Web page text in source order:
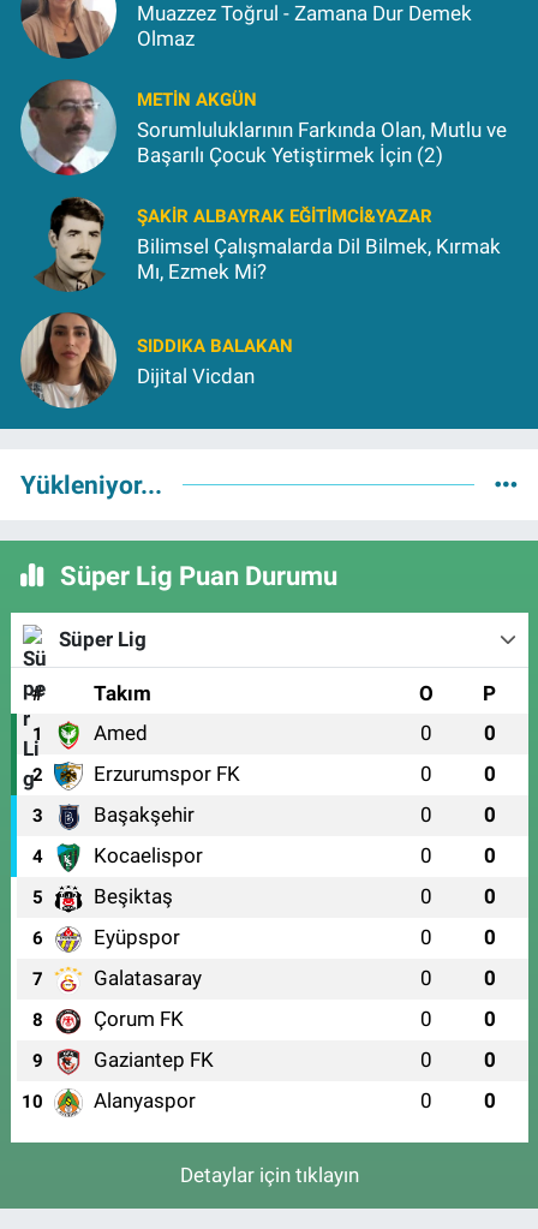
Muazzez Toğrul - Zamana Dur Demek
Olmaz
METIN AKGÜN
Sorumluluklarının Farkında Olan, Mutlu ve
Başarılı Çocuk Yetiştirmek İçin (2)
ŞAKIR ALBAYRAK EĞITIMCI&YAZAR
Bilimsel Çalışmalarda Dil Bilmek, Kırmak
Mı, Ezmek Mi?
SIDDIKA BALAKAN
Dijital Vicdan
Yükleniyor...
Süper Lig Puan Durumu
Süper Lig
# Takım O P
1 Amed 0 0
2 Erzurumspor FK 0 0
3 Başakşehir 0 0
4 Kocaelispor 0 0
5 Beşiktaş 0 0
6 Eyüpspor 0 0
7 Galatasaray 0 0
8 Çorum FK 0 0
9 Gaziantep FK 0 0
10 Alanyaspor 0 0
Detaylar için tıklayın